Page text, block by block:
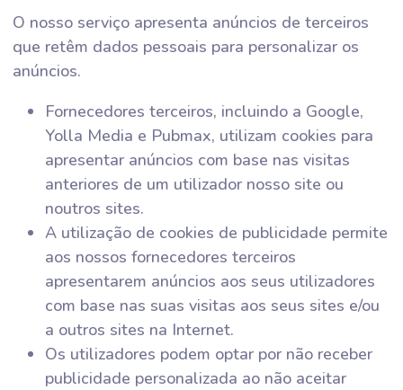
O nosso serviço apresenta anúncios de terceiros
que retêm dados pessoais para personalizar os
anúncios.
Fornecedores terceiros, incluindo a Google,
Yolla Media e Pubmax, utilizam cookies para
apresentar anúncios com base nas visitas
anteriores de um utilizador nosso site ou
noutros sites.
A utilização de cookies de publicidade permite
aos nossos fornecedores terceiros
apresentarem anúncios aos seus utilizadores
com base nas suas visitas aos seus sites e/ou
a outros sites na Internet.
Os utilizadores podem optar por não receber
publicidade personalizada ao não aceitar